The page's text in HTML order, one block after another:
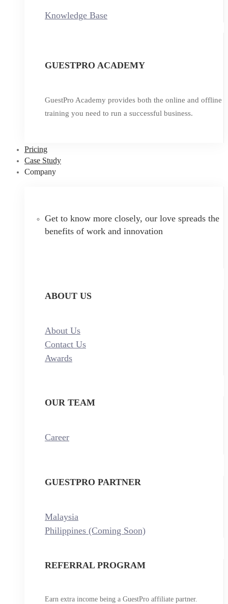
Knowledge Base
GUESTPRO ACADEMY
GuestPro Academy provides both the online and offline
training you need to run a successful business.
Pricing
Case Study
Company
Get to know more closely, our love spreads the
benefits of work and innovation
ABOUT US
About Us
Contact Us
Awards
OUR TEAM
Career
GUESTPRO PARTNER
Malaysia
Philippines (Coming Soon)
REFERRAL PROGRAM
Earn extra income being a GuestPro affiliate partner.